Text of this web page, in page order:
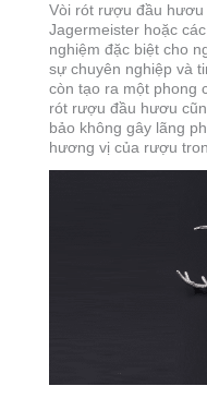
Vòi rót rượu đầu
Jagermeister hoặc
nghiệm đặc biệt cho
sự chuyên nghiệp và
còn tạo ra một phong
rót rượu đầu hươu
bảo không gây lãng
hương vị của rượu